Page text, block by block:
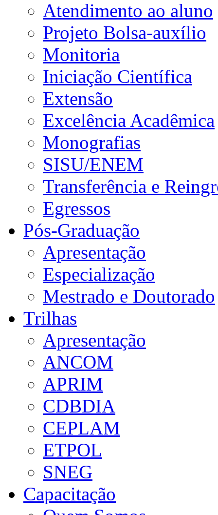
Atendimento ao aluno
Projeto Bolsa-auxílio
Monitoria
Iniciação Científica
Extensão
Excelência Acadêmica
Monografias
SISU/ENEM
Transferência e
Egressos
Pós-Graduação
Apresentação
Especialização
Mestrado e Doutorado
Trilhas
Apresentação
ANCOM
APRIM
CDBDIA
CEPLAM
ETPOL
SNEG
Capacitação